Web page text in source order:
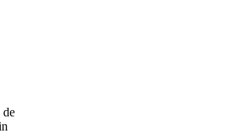
de